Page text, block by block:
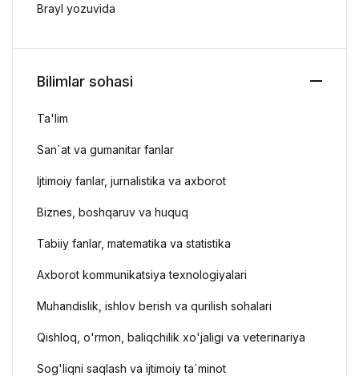
Brayl yozuvida
Bilimlar sohasi
Ta'lim
San`at va gumanitar fanlar
Ijtimoiy fanlar, jurnalistika va axborot
Biznes, boshqaruv va huquq
Tabiiy fanlar, matematika va statistika
Axborot kommunikatsiya texnologiyalari
Muhandislik, ishlov berish va qurilish sohalari
Qishloq, o'rmon, baliqchilik xo'jaligi va veterinariya
Sog'liqni saqlash va ijtimoiy ta`minot